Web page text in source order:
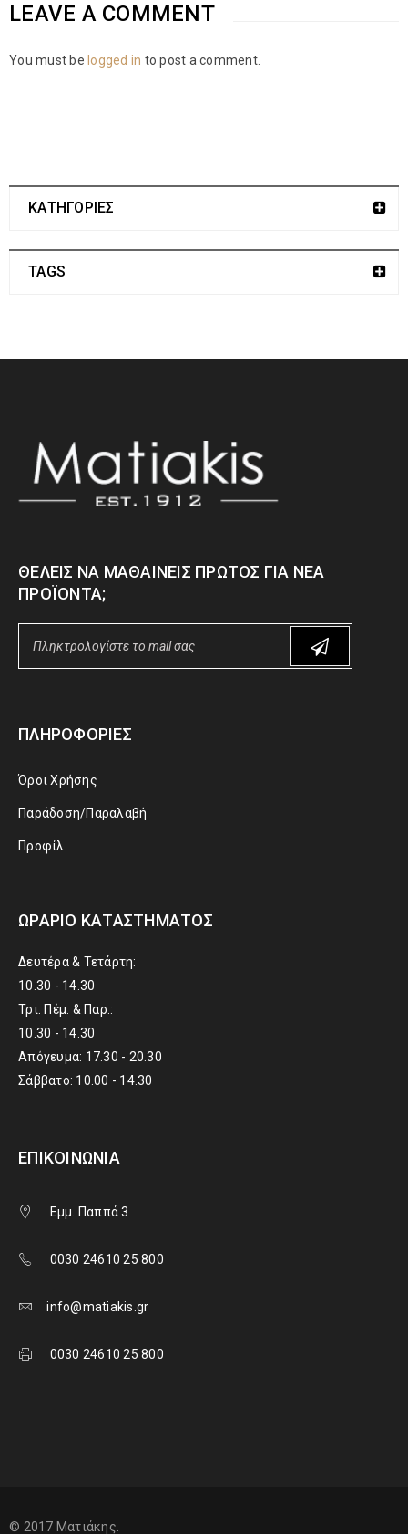
LEAVE A COMMENT
You must be logged in to post a comment.
ΚΑΤΗΓΟΡΙΕΣ
TAGS
ΘΈΛΕΙΣ ΝΑ ΜΑΘΑΊΝΕΙΣ ΠΡΏΤΟΣ ΓΙΑ ΝΈΑ
ΠΡΟΪΌΝΤΑ;
ΠΛΗΡΟΦΟΡΊΕΣ
Όροι Χρήσης
Παράδοση/Παραλαβή
Προφίλ
ΩΡΆΡΙΟ ΚΑΤΑΣΤΉΜΑΤΟΣ
Δευτέρα & Τετάρτη:
10.30 - 14.30
Τρι. Πέμ. & Παρ.:
10.30 - 14.30
Απόγευμα: 17.30 - 20.30
Σάββατο: 10.00 - 14.30
ΕΠΙΚΟΙΝΩΝΊΑ
Εμμ. Παππά 3
0030 24610 25 800
info@matiakis.gr
0030 24610 25 800
© 2017 Ματιάκης.